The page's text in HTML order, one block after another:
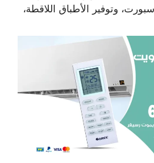
وتوفير الأطباق اللاقطة،